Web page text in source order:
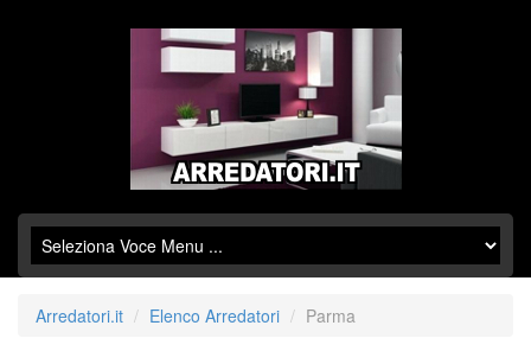
Arredatori.it Elenco Arredatori Parma